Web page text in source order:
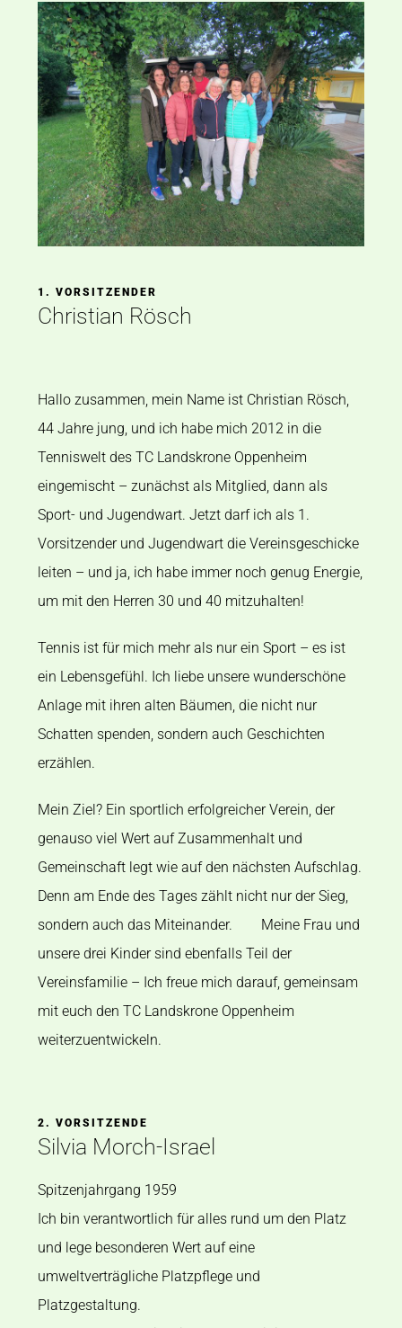
1. VORSITZENDER
Christian Rösch
Hallo zusammen, mein Name ist Christian Rösch,
44 Jahre jung, und ich habe mich 2012 in die
Tenniswelt des TC Landskrone Oppenheim
eingemischt – zunächst als Mitglied, dann als
Sport- und Jugendwart. Jetzt darf ich als 1.
Vorsitzender und Jugendwart die Vereinsgeschicke
leiten – und ja, ich habe immer noch genug Energie,
um mit den Herren 30 und 40 mitzuhalten!
Tennis ist für mich mehr als nur ein Sport – es ist
ein Lebensgefühl. Ich liebe unsere wunderschöne
Anlage mit ihren alten Bäumen, die nicht nur
Schatten spenden, sondern auch Geschichten
erzählen.
Mein Ziel? Ein sportlich erfolgreicher Verein, der
genauso viel Wert auf Zusammenhalt und
Gemeinschaft legt wie auf den nächsten Aufschlag.
Denn am Ende des Tages zählt nicht nur der Sieg,
sondern auch das Miteinander. Meine Frau und
unsere drei Kinder sind ebenfalls Teil der
Vereinsfamilie – Ich freue mich darauf, gemeinsam
mit euch den TC Landskrone Oppenheim
weiterzuentwickeln.
2. VORSITZENDE
Silvia Morch-Israel
Spitzenjahrgang 1959
Ich bin verantwortlich für alles rund um den Platz
und lege besonderen Wert auf eine
umweltverträgliche Platzpflege und
Platzgestaltung.